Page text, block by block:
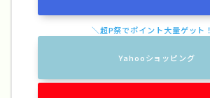
Yahooショッピング